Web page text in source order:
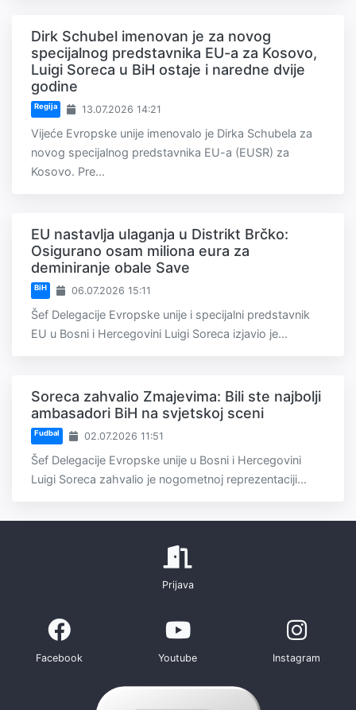
Dirk Schubel imenovan je za novog
specijalnog predstavnika EU-a za Kosovo,
Luigi Soreca u BiH ostaje i naredne dvije
godine
Regija 13.07.2026 14:21
Vijeće Evropske unije imenovalo je Dirka Schubela za
novog specijalnog predstavnika EU-a (EUSR) za
Kosovo. Pre...
EU nastavlja ulaganja u Distrikt Brčko:
Osigurano osam miliona eura za
deminiranje obale Save
BiH 06.07.2026 15:11
Šef Delegacije Evropske unije i specijalni predstavnik
EU u Bosni i Hercegovini Luigi Soreca izjavio je...
Soreca zahvalio Zmajevima: Bili ste najbolji
ambasadori BiH na svjetskoj sceni
Fudbal 02.07.2026 11:51
Šef Delegacije Evropske unije u Bosni i Hercegovini
Luigi Soreca zahvalio je nogometnoj reprezentaciji...
Prijava
Facebook Youtube Instagram